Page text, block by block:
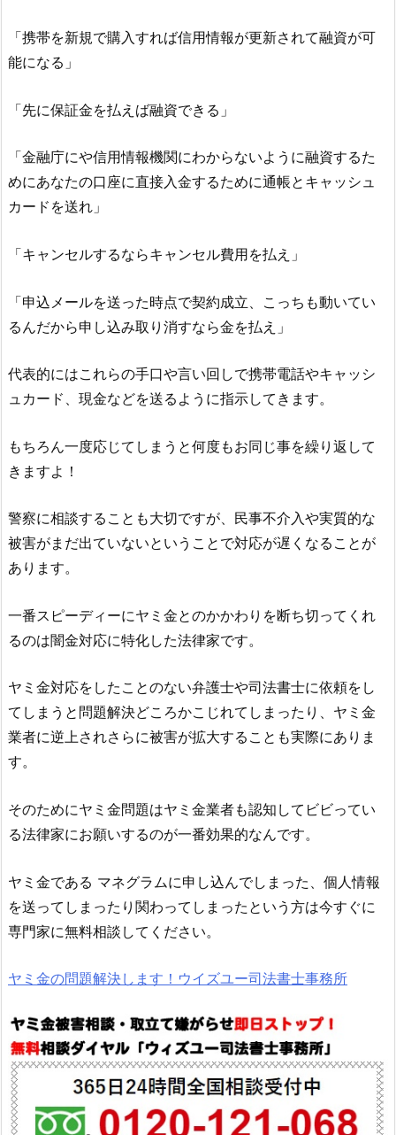
「携帯を新規で購入すれば信用情報が更新されて融資が可
能になる」
「先に保証金を払えば融資できる」
「金融庁にや信用情報機関にわからないように融資するた
めにあなたの口座に直接入金するために通帳とキャッシュ
カードを送れ」
「キャンセルするならキャンセル費用を払え」
「申込メールを送った時点で契約成立、こっちも動いてい
るんだから申し込み取り消すなら金を払え」
代表的にはこれらの手口や言い回しで携帯電話やキャッシ
ュカード、現金などを送るように指示してきます。
もちろん一度応じてしまうと何度もお同じ事を繰り返して
きますよ！
警察に相談することも大切ですが、民事不介入や実質的な
被害がまだ出ていないということで対応が遅くなることが
あります。
一番スピーディーにヤミ金とのかかわりを断ち切ってくれ
るのは闇金対応に特化した法律家です。
ヤミ金対応をしたことのない弁護士や司法書士に依頼をし
てしまうと問題解決どころかこじれてしまったり、ヤミ金
業者に逆上されさらに被害が拡大することも実際にありま
す。
そのためにヤミ金問題はヤミ金業者も認知してビビってい
る法律家にお願いするのが一番効果的なんです。
ヤミ金である マネグラムに申し込んでしまった、個人情報
を送ってしまったり関わってしまったという方は今すぐに
専門家に無料相談してください。
ヤミ金の問題解決します！ウイズユー司法書士事務所